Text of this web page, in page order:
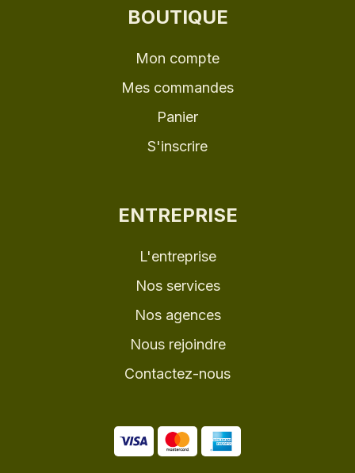
BOUTIQUE
Mon compte
Mes commandes
Panier
S'inscrire
ENTREPRISE
L'entreprise
Nos services
Nos agences
Nous rejoindre
Contactez-nous